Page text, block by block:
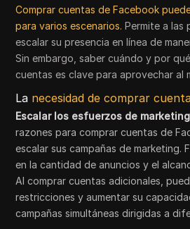
Comprar cuentas de Facebook
para varios escenarios. Permite a las
escalar su presencia en línea de
Sin embargo, saber cuándo y por
cuentas es clave para aprovechar al
La necesidad de comprar
Escalar los esfuerzos de marketing
razones para comprar cuentas de
escalar sus campañas de marketing.
en la cantidad de anuncios y el
Al comprar cuentas adicionales,
restricciones y aumentar su
campañas simultáneas dirigidas a